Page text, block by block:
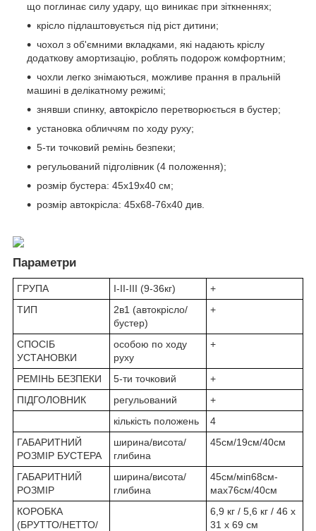
що поглинає силу удару, що виникає при зіткненнях;
крісло підлаштовується під ріст дитини;
чохол з об'ємними вкладками, які надають кріслу
додаткову амортизацію, роблять подорож комфортним;
чохли легко знімаються, можливе прання в пральній
машині в делікатному режимі;
знявши спинку, автокрісло перетворюється в бустер;
установка обличчям по ходу руху;
5-ти точковий ремінь безпеки;
регульований підголівник (4 положення);
розмір бустера: 45х19х40 см;
розмір автокрісла: 45х68-76х40 див.
Параметри
ГРУПА I-II-III (9-36кг)
+
ТИП
2в1 (автокрісло/
бустер)
+
СПОСІБ
УСТАНОВКИ
особою по ходу
руху
+
РЕМІНЬ БЕЗПЕКИ 5-ти точковий
+
ПІДГОЛОВНИК
регульований
+
кількість положень
4
ГАБАРИТНИЙ
РОЗМІР БУСТЕРА
ширина/висота/
глибина
45см/19см/40см
ГАБАРИТНИЙ
РОЗМІР
ширина/висота/
глибина
45см/міп68см-
мах76см/40см
КОРОБКА
(БРУТТО/НЕТТО/
6,9 кг / 5,6 кг / 46 х
31 х 69 см